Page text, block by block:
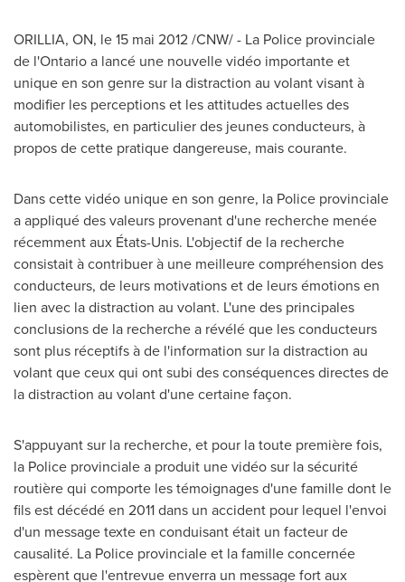
ORILLIA, ON, le 15 mai 2012 /CNW/ - La Police provinciale
de l'Ontario a lancé une nouvelle vidéo importante et
unique en son genre sur la distraction au volant visant à
modifier les perceptions et les attitudes actuelles des
automobilistes, en particulier des jeunes conducteurs, à
propos de cette pratique dangereuse, mais courante.
Dans cette vidéo unique en son genre, la Police provinciale
a appliqué des valeurs provenant d'une recherche menée
récemment aux États-Unis. L'objectif de la recherche
consistait à contribuer à une meilleure compréhension des
conducteurs, de leurs motivations et de leurs émotions en
lien avec la distraction au volant. L'une des principales
conclusions de la recherche a révélé que les conducteurs
sont plus réceptifs à de l'information sur la distraction au
volant que ceux qui ont subi des conséquences directes de
la distraction au volant d'une certaine façon.
S'appuyant sur la recherche, et pour la toute première fois,
la Police provinciale a produit une vidéo sur la sécurité
routière qui comporte les témoignages d'une famille dont le
fils est décédé en 2011 dans un accident pour lequel l'envoi
d'un message texte en conduisant était un facteur de
causalité. La Police provinciale et la famille concernée
espèrent que l'entrevue enverra un message fort aux